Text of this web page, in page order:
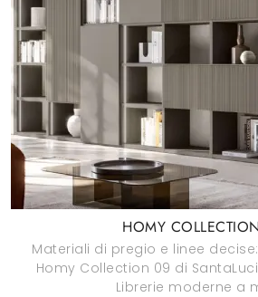
HOMY
Materiali di pregio e linee
Homy Collection 09 di
Librerie moderne a